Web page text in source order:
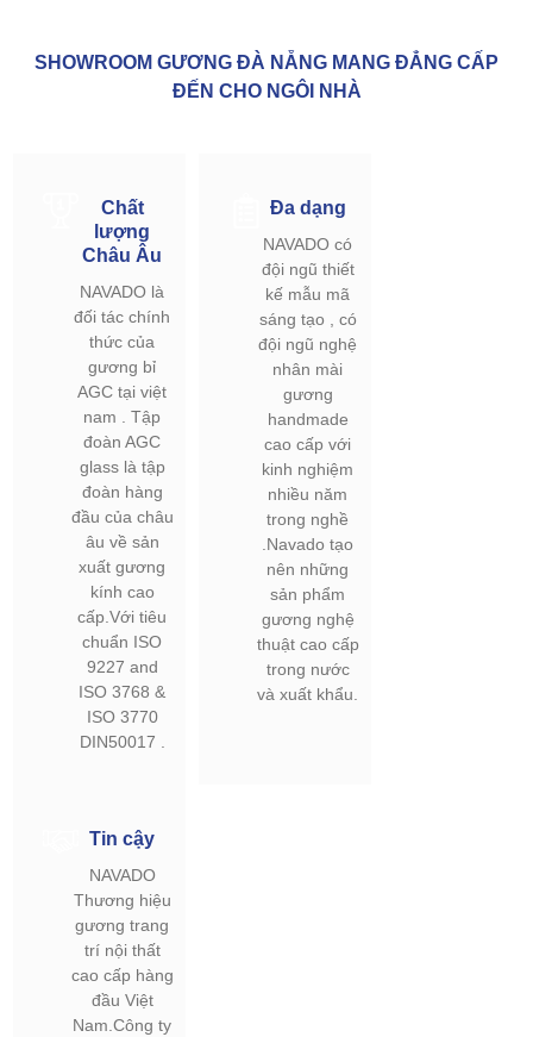
SHOWROOM GƯƠNG ĐÀ NẴNG MANG ĐẲNG CẤP
ĐẾN CHO NGÔI NHÀ
Chất
lượng
Châu Âu
NAVADO là
đối tác chính
thức của
gương bỉ
AGC tại việt
nam . Tập
đoàn AGC
glass là tập
đoàn hàng
đầu của châu
âu về sản
xuất gương
kính cao
cấp.Với tiêu
chuẩn ISO
9227 and
ISO 3768 &
ISO 3770
DIN50017 .
Đa dạng
NAVADO có
đội ngũ thiết
kế mẫu mã
sáng tạo , có
đội ngũ nghệ
nhân mài
gương
handmade
cao cấp với
kinh nghiệm
nhiều năm
trong nghề
.Navado tạo
nên những
sản phẩm
gương nghệ
thuật cao cấp
trong nước
và xuất khẩu.
Tin cậy
NAVADO
Thương hiệu
gương trang
trí nội thất
cao cấp hàng
đầu Việt
Nam.Công ty